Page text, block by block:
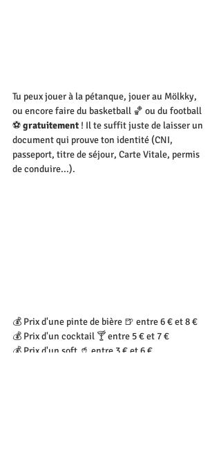
Tu peux jouer à la pétanque, jouer au Mölkky,
ou encore faire du basketball 🏀 ou du football
⚽ gratuitement ! Il te suffit juste de laisser un
document qui prouve ton identité (CNI,
passeport, titre de séjour, Carte Vitale, permis
de conduire...).
💰 Prix d'une pinte de bière 🍺 entre 6 € et 8 €
💰 Prix d'un cocktail 🍸 entre 5 € et 7 €
💰 Prix d'un soft 🥤 entre 3 € et 6 €